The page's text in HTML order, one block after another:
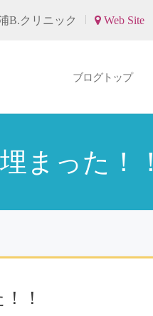
B.クリニック Web Site
ブログトップ
まった！！
！